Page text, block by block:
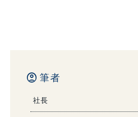
account_circle 筆者
社長